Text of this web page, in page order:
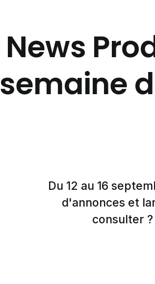
News
semaine
Du 12 au 16
d'annonces et
consulter